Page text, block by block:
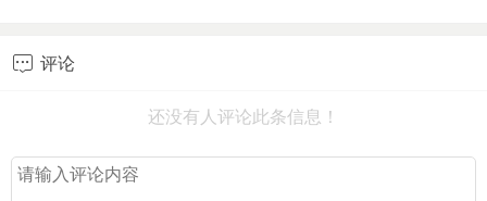
 评论
还没有人评论此条信息！